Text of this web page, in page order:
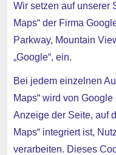
Wir setzen auf unserer
Maps“ der Firma
Parkway, Mountain
„Google“, ein.
Bei jedem einzelnen
Maps“ wird von
Anzeige der Seite, auf
Maps“ integriert ist,
verarbeiten. Dieses